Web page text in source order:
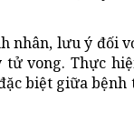
nhân, lưu ý đối
vong. Thực
biệt giữa